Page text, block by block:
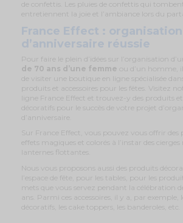
de confettis. Les pluies de confettis qui
entretiennent la joie et l’ambiance lors du
France Effect :
d’anniversaire réussie
Pour faire le plein d’idées sur l’organisation
de 70 ans d’une femme ou d’un homme,
de visiter une boutique en ligne spécialisée
produits et accessoires pour les fêtes. Visitez
ligne France Effect et trouvez-y des produits et
décoratifs pour le succès de votre projet
d’anniversaire.
Sur France Effect, vous pouvez vous offrir des
effets magiques et colorés à l’instar des cierges
lanternes flottantes.
Nous vous proposons aussi des produits
l’espace de fête, pour les tables, pour les
mets que vous servez pendant la célébration
ans. Parmi ces accessoires, il y a, par exemple,
décoratifs, les cake toppers, les banderoles, etc.